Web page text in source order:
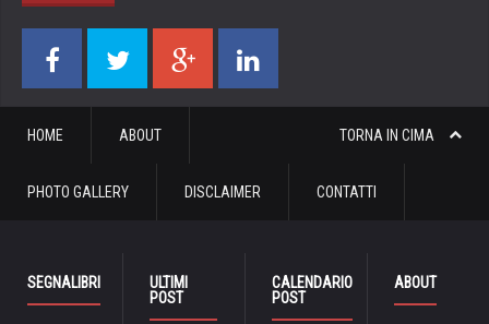
TORNA IN CIMA
HOME ABOUT
PHOTO GALLERY DISCLAIMER CONTATTI
SEGNALIBRI
ULTIMI
POST
CALENDARIO
POST
ABOUT